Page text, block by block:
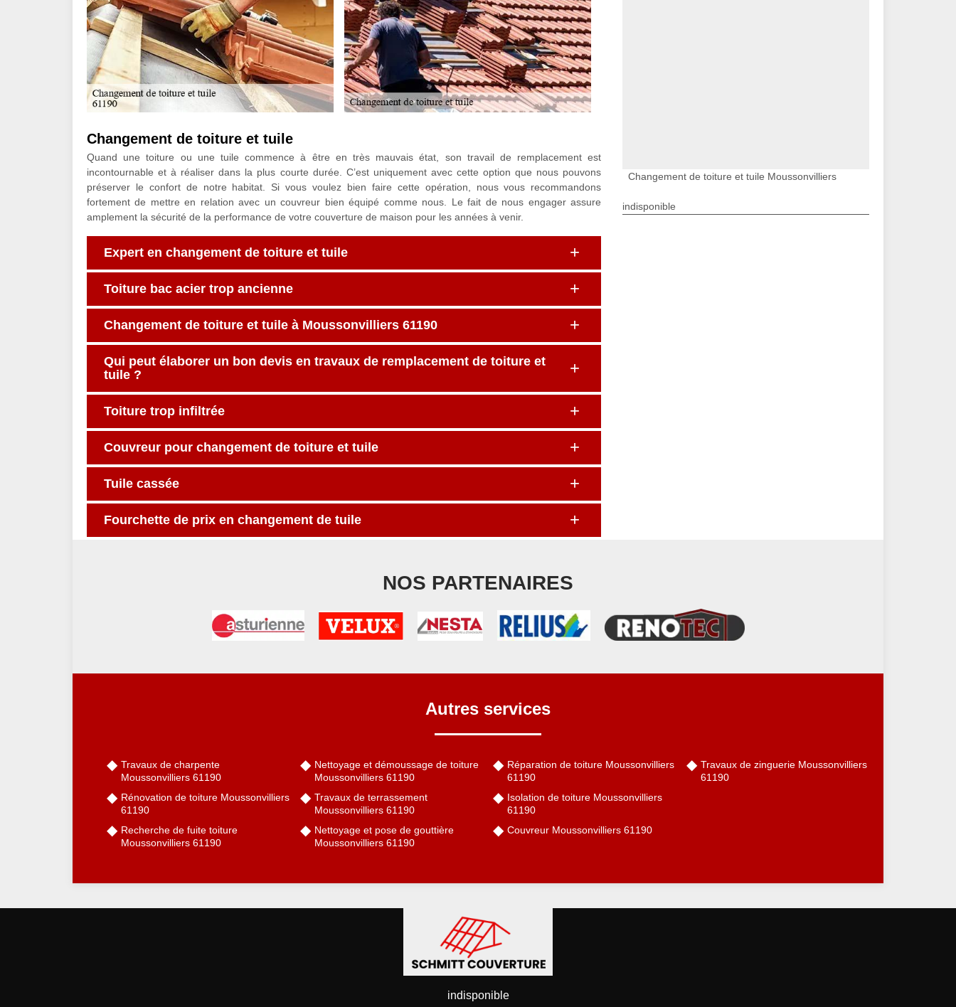
Changement de toiture et tuile
Quand une toiture ou une tuile commence à être en très mauvais état, son travail de remplacement est
incontournable et à réaliser dans la plus courte durée. C’est uniquement avec cette option que nous pouvons
préserver le confort de notre habitat. Si vous voulez bien faire cette opération, nous vous recommandons
fortement de mettre en relation avec un couvreur bien équipé comme nous. Le fait de nous engager assure
amplement la sécurité de la performance de votre couverture de maison pour les années à venir.
Expert en changement de toiture et tuile
Toiture bac acier trop ancienne
Changement de toiture et tuile à Moussonvilliers 61190
Qui peut élaborer un bon devis en travaux de remplacement de toiture et
tuile ?
Toiture trop infiltrée
Couvreur pour changement de toiture et tuile
Tuile cassée
Fourchette de prix en changement de tuile
Changement de toiture et tuile Moussonvilliers
indisponible
NOS PARTENAIRES
Autres services
Travaux de charpente
Moussonvilliers 61190
Rénovation de toiture Moussonvilliers
61190
Recherche de fuite toiture
Moussonvilliers 61190
Nettoyage et démoussage de toiture
Moussonvilliers 61190
Travaux de terrassement
Moussonvilliers 61190
Nettoyage et pose de gouttière
Moussonvilliers 61190
Réparation de toiture Moussonvilliers
61190
Isolation de toiture Moussonvilliers
61190
Couvreur Moussonvilliers 61190
Travaux de zinguerie Moussonvilliers
61190
indisponible